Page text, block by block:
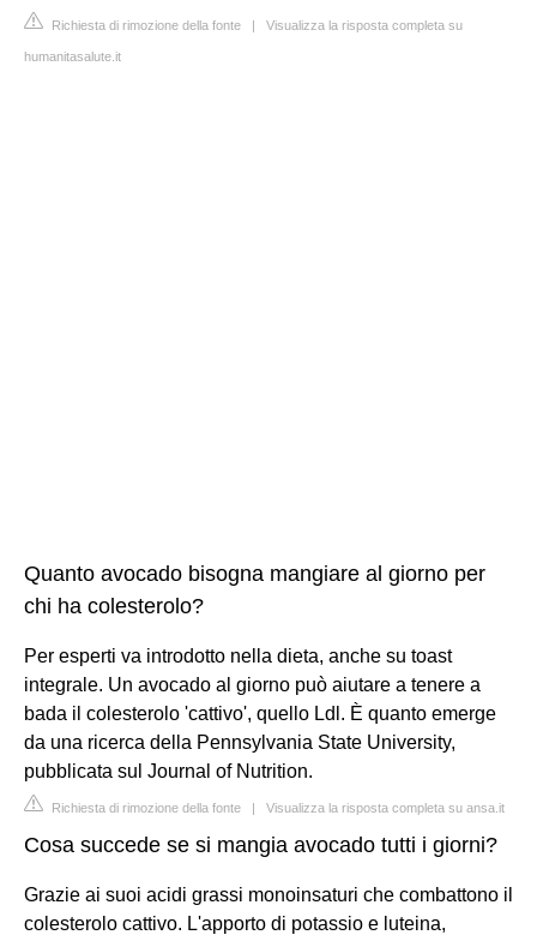
Richiesta di rimozione della fonte | Visualizza la risposta completa su
humanitasalute.it
Quanto avocado bisogna mangiare al giorno per
chi ha colesterolo?
Per esperti va introdotto nella dieta, anche su toast
integrale. Un avocado al giorno può aiutare a tenere a
bada il colesterolo 'cattivo', quello Ldl. È quanto emerge
da una ricerca della Pennsylvania State University,
pubblicata sul Journal of Nutrition.
Richiesta di rimozione della fonte | Visualizza la risposta completa su ansa.it
Cosa succede se si mangia avocado tutti i giorni?
Grazie ai suoi acidi grassi monoinsaturi che combattono il
colesterolo cattivo. L'apporto di potassio e luteina,